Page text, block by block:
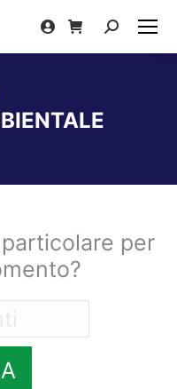
Cerca:
per